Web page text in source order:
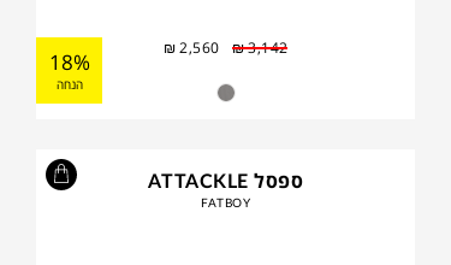
₪3,142
₪2,560
18%
הנחה
ספסל ATTACKLE
FATBOY